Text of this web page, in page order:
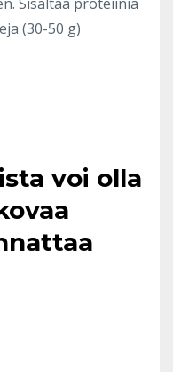
(30-50 g)
voi olla